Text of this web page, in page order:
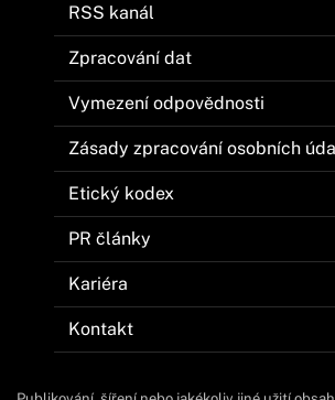
RSS kanál
Zpracování dat
Vymezení odpovědnosti
Zásady zpracování osobních
Etický kodex
PR články
Kariéra
Kontakt